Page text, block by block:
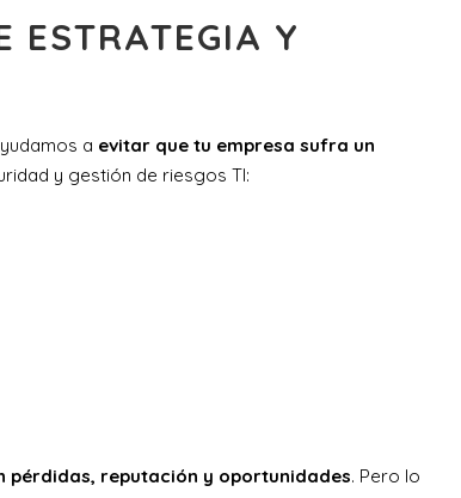
ESTRATEGIA Y
a evitar que tu empresa sufra un
y gestión de riesgos TI:
pérdidas, reputación y oportunidades. Pero lo